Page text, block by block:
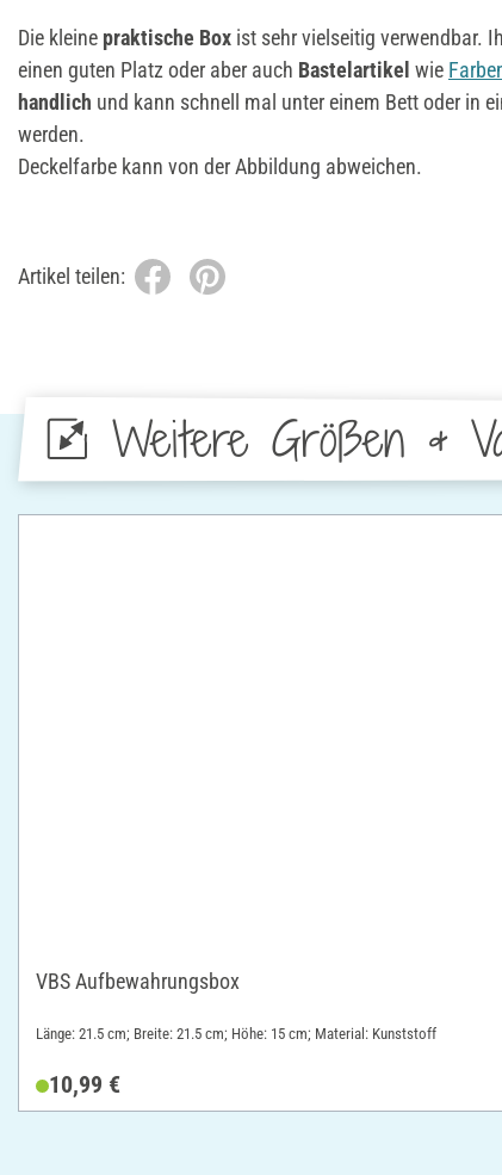
Die kleine praktische Box ist sehr vielseitig verwendbar.
einen guten Platz oder aber auch Bastelartikel wie
handlich und kann schnell mal unter einem Bett oder in
werden.
Deckelfarbe kann von der Abbildung abweichen.
Artikel teilen:
Weitere Größen &
VBS Aufbewahrungsbox
Länge: 21.5 cm; Breite: 21.5 cm; Höhe: 15 cm; Material: Kunststoff
10,99 €